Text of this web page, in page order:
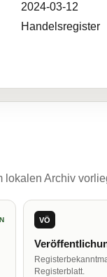
2024-03-12
Handelsregister
lokalen Archiv
VÖ
Registerblatt.